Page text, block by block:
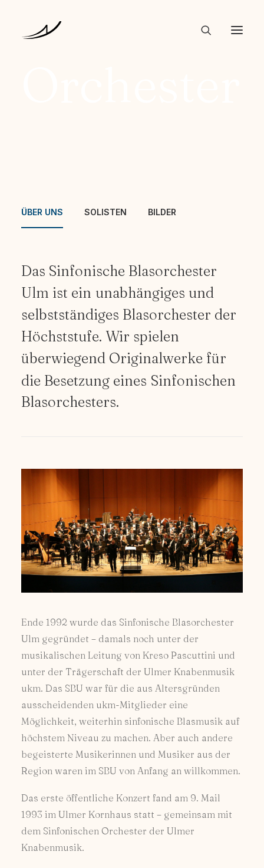
ÜBER UNS SOLISTEN BILDER
Das Sinfonische Blasorchester
Ulm ist ein unabhängiges und
selbstständiges Blasorchester der
Höchststufe. Wir spielen
überwiegend Originalwerke für
die Besetzung eines Sinfonischen
Blasorchesters.
Ende 1992 wurde das Sinfonische Blasorchester
Ulm gegründet – damals noch unter der
musikalischen Leitung von Kreso Pascuttini und
unter der Trägerschaft der Ulmer Knabenmusik
ukm. Das SBU war für die aus Altersgründen
ausscheidenden ukm-Mitglieder eine
Möglichkeit, weiterhin sinfonische Blasmusik auf
höchstem Niveau zu machen. Aber auch andere
begeisterte Musikerinnen und Musiker aus der
Region waren im SBU von Anfang an willkommen.
Das erste öffentliche Konzert fand am 9. Mail
1993 im Ulmer Kornhaus statt – gemeinsam mit
dem Sinfonischen Orchester der Ulmer
Knabenmusik.